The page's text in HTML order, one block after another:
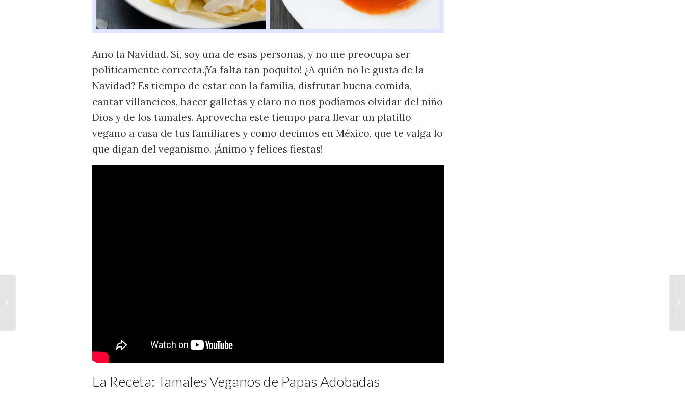
Amo la Navidad. Sí, soy una de esas personas, y no me preocupa ser
políticamente correcta.¡Ya falta tan poquito! ¿A quién no le gusta de la
Navidad? Es tiempo de estar con la familia, disfrutar buena comida,
cantar villancicos, hacer galletas y claro no nos podíamos olvidar del niño
Dios y de los tamales. Aprovecha este tiempo para llevar un platillo
vegano a casa de tus familiares y como decimos en México, que te valga lo
que digan del veganismo. ¡Ánimo y felices fiestas!
La Receta: Tamales Veganos de Papas Adobadas